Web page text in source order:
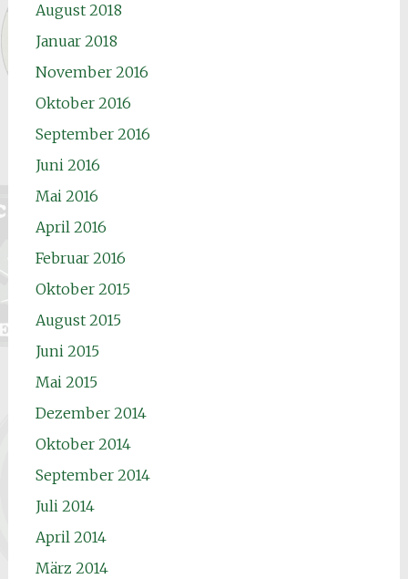
August 2018
Januar 2018
November 2016
Oktober 2016
September 2016
Juni 2016
Mai 2016
April 2016
Februar 2016
Oktober 2015
August 2015
Juni 2015
Mai 2015
Dezember 2014
Oktober 2014
September 2014
Juli 2014
April 2014
März 2014